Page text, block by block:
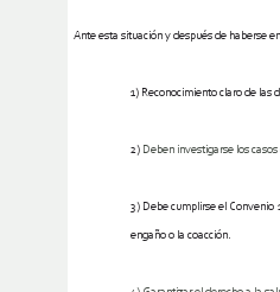
Ante esta situación y después de haberse
1) Reconocimiento claro de las
2) Deben investigarse los casos
3) Debe cumplirse el Convenio
engaño o la coacción.